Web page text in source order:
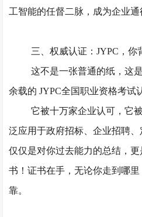
工智能的任督二脉，成为企业通
三、权威认证： JYPC，你
这不是一张普通的纸，这
余载的 JYPC全国职业资格考试
它被十万家企业认可，它
泛应用于政府招标、企业招聘
仅仅是对你过去能力的总结，
书！证书在手，无论你走到哪
靠。